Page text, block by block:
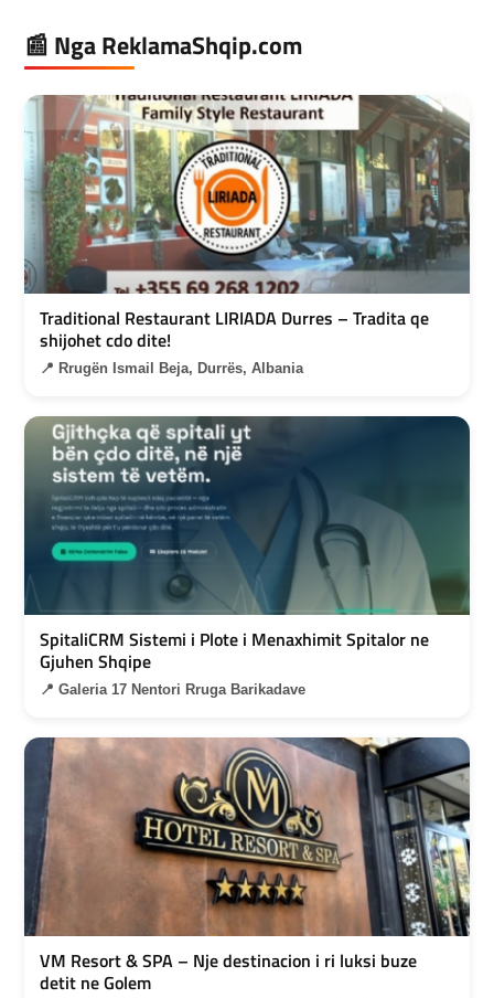
📰 Nga ReklamaShqip.com
Traditional Restaurant LIRIADA Durres – Tradita qe
shijohet cdo dite!
📍 Rrugën Ismail Beja, Durrës, Albania
SpitaliCRM Sistemi i Plote i Menaxhimit Spitalor ne
Gjuhen Shqipe
📍 Galeria 17 Nentori Rruga Barikadave
VM Resort & SPA – Nje destinacion i ri luksi buze
detit ne Golem